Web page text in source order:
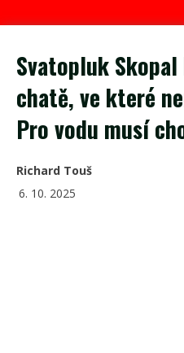
Svatopluk
chatě, ve které
Pro vodu musí
Richard Touš
6. 10. 2025